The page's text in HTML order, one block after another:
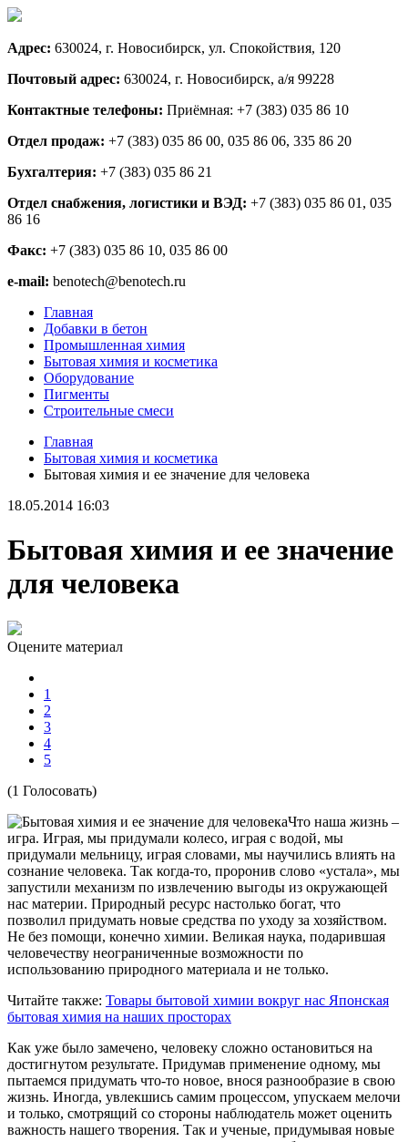
Адрес: 630024, г. Новосибирск, ул. Спокойствия, 120
Почтовый адрес: 630024, г. Новосибирск, а/я 99228
Контактные телефоны: Приёмная: +7 (383) 035 86 10
Отдел продаж: +7 (383) 035 86 00, 035 86 06, 335 86 20
Бухгалтерия: +7 (383) 035 86 21
Отдел снабжения, логистики и ВЭД: +7 (383) 035 86 01, 035
86 16
Факс: +7 (383) 035 86 10, 035 86 00
e-mail: benotech@benotech.ru
Главная
Добавки в бетон
Промышленная химия
Бытовая химия и косметика
Оборудование
Пигменты
Строительные смеси
Главная
Бытовая химия и косметика
Бытовая химия и ее значение для человека
18.05.2014 16:03
Бытовая химия и ее значение
для человека
Оцените материал
1
2
3
4
5
(1 Голосовать)
Что наша жизнь –
игра. Играя, мы придумали колесо, играя с водой, мы
придумали мельницу, играя словами, мы научились влиять на
сознание человека. Так когда-то, проронив слово «устала», мы
запустили механизм по извлечению выгоды из окружающей
нас материи. Природный ресурс настолько богат, что
позволил придумать новые средства по уходу за хозяйством.
Не без помощи, конечно химии. Великая наука, подарившая
человечеству неограниченные возможности по
использованию природного материала и не только.
Читайте также: Товары бытовой химии вокруг нас Японская
бытовая химия на наших просторах
Как уже было замечено, человеку сложно остановиться на
достигнутом результате. Придумав применение одному, мы
пытаемся придумать что-то новое, внося разнообразие в свою
жизнь. Иногда, увлекшись самим процессом, упускаем мелочи
и только, смотрящий со стороны наблюдатель может оценить
важность нашего творения. Так и ученые, придумывая новые